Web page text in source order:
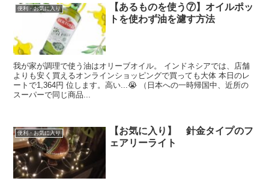
便利・お気に入り
【あるものを使う⑦】オイルポッ
トを使わず油を濾す方法
我が家が調理で使う油はオリーブオイル。 インドネシアでは、店舗
よりも安く買えるオンラインショッピングで買っても大体 本日のレ
ートで1,364円 位します。高い...😭 （日本への一時帰国中、近所の
スーパーで同じ商品...
便利・お気に入り
【お気に入り】 針金タイプのフ
ェアリーライト